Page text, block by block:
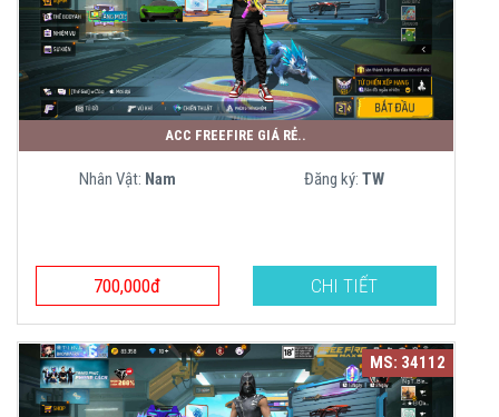
ACC FREEFIRE GIÁ RẺ..
Nhân Vật: Nam Đăng ký:TW
700,000đ CHI TIẾT
MS: 34112